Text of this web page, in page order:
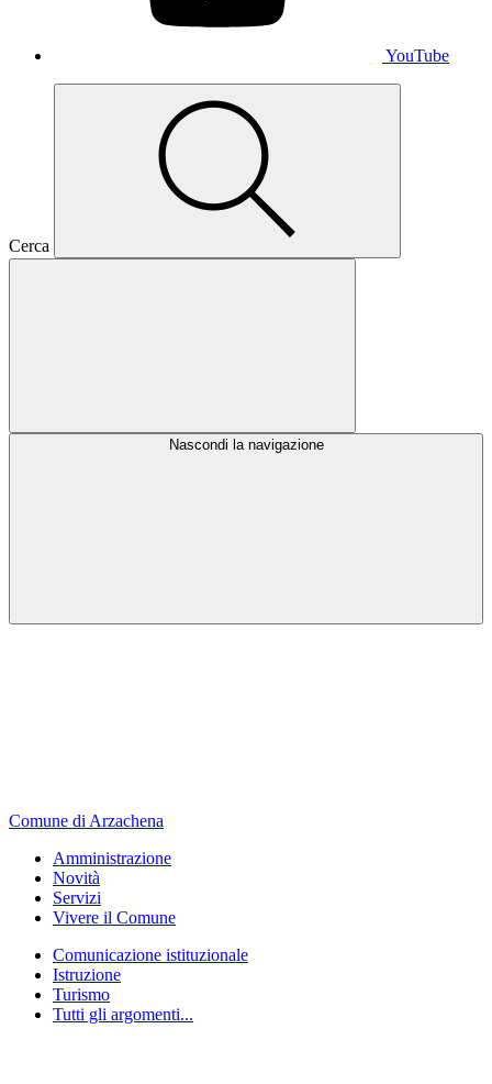
YouTube
Cerca
Nascondi la navigazione
Comune di Arzachena
Amministrazione
Novità
Servizi
Vivere il Comune
Comunicazione istituzionale
Istruzione
Turismo
Tutti gli argomenti...